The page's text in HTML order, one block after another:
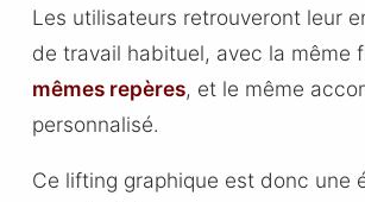
Les utilisateurs retrouveront leur
de travail habituel, avec la même
mêmes repères, et le même
personnalisé.
Ce lifting graphique est donc une